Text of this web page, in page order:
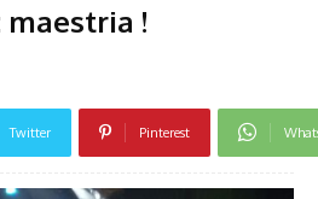
maestria !
Twitter Pinterest